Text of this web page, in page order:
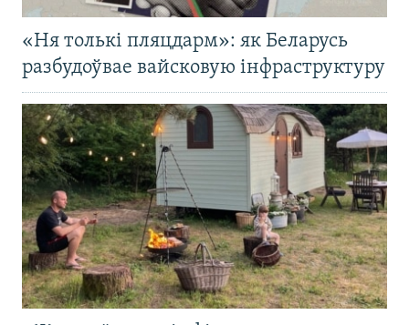
«Ня толькі пляцдарм»: як Беларусь
разбудоўвае вайсковую інфраструктуру